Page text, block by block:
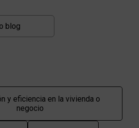
y eficiencia en la vivienda o
negocio